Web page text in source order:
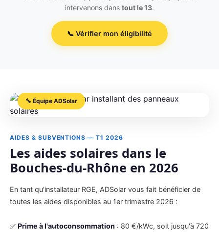
intervenons dans tout le 13.
📞 Vérifier mon éligibilité
🔧 Équipe ADSolar
AIDES & SUBVENTIONS — T1 2026
Les aides solaires dans le
Bouches-du-Rhône en 2026
En tant qu'installateur RGE, ADSolar vous fait bénéficier de
toutes les aides disponibles au 1er trimestre 2026 :
✅ Prime à l'autoconsommation : 80 €/kWc, soit jusqu'à 720